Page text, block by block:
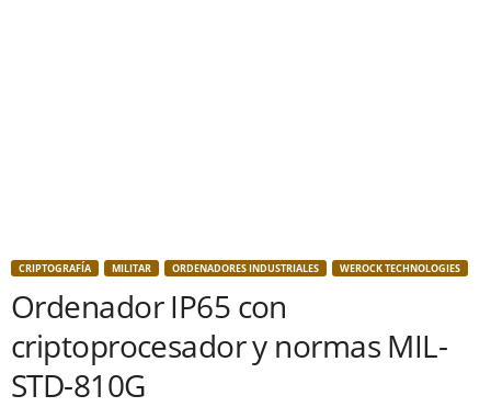
CRIPTOGRAFÍA MILITAR ORDENADORES INDUSTRIALES WEROCK TECHNOLOGIES
Ordenador IP65 con
criptoprocesador y normas MIL-
STD-810G